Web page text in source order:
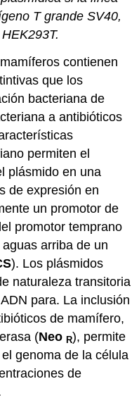
T grande SV40,
contienen
que los
bacteriana de
a antibióticos
permiten el
plásmido en una
de expresión en
un promotor de
promotor temprano
arriba de un
). Los plásmidos
naturaleza transitoria
para. La inclusión
de mamífero,
(NeoR), permite
genoma de la célula
de